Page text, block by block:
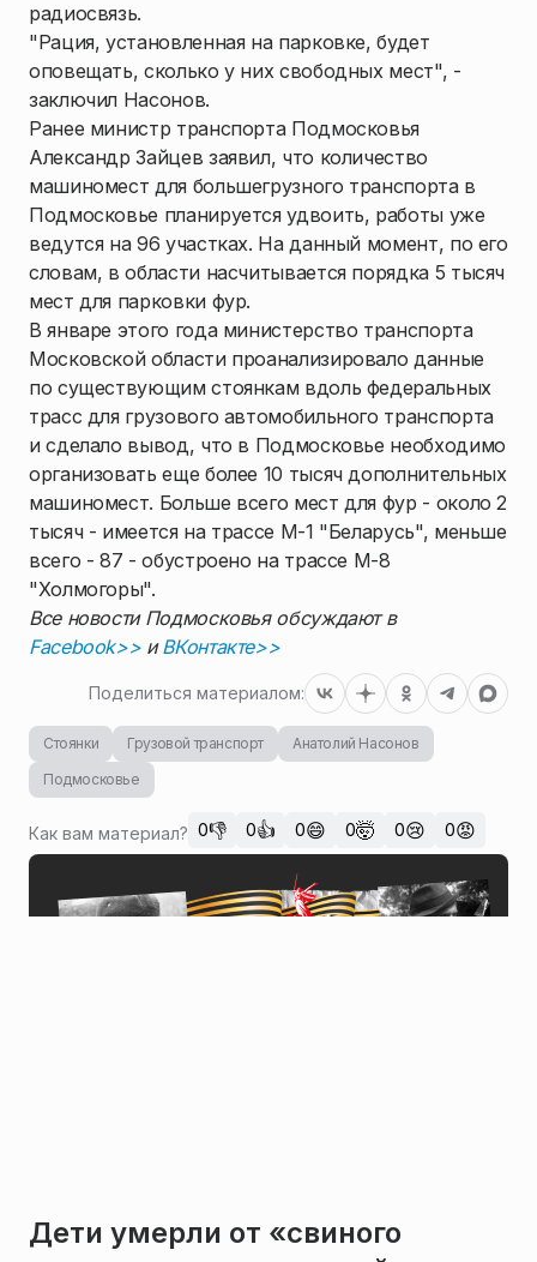
радиосвязь.
"Рация, установленная на парковке, будет
оповещать, сколько у них свободных мест", -
заключил Насонов.
Ранее министр транспорта Подмосковья
Александр Зайцев заявил, что количество
машиномест для большегрузного транспорта в
Подмосковье планируется удвоить, работы уже
ведутся на 96 участках. На данный момент, по его
словам, в области насчитывается порядка 5 тысяч
мест для парковки фур.
В январе этого года министерство транспорта
Московской области проанализировало данные
по существующим стоянкам вдоль федеральных
трасс для грузового автомобильного транспорта
и сделало вывод, что в Подмосковье необходимо
организовать еще более 10 тысяч дополнительных
машиномест. Больше всего мест для фур - около 2
тысяч - имеется на трассе М-1 "Беларусь", меньше
всего - 87 - обустроено на трассе М-8
"Холмогоры".
Все новости Подмосковья обсуждают в
Facebook>>иВКонтакте>>
Поделиться материалом:
Стоянки Грузовой транспорт
Анатолий Насонов
Подмосковье
Как вам материал? 0👎 0👍 0😄 0🤯 0😢 0😡
Дети умерли от «свиного